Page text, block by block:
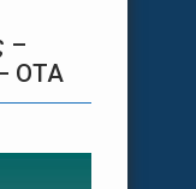
–
ΟΤΑ